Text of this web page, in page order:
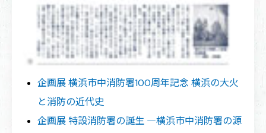
企画展 横浜市中消防署100周年記念 横浜の大火
と消防の近代史
企画展 特設消防署の誕生 ―横浜市中消防署の源